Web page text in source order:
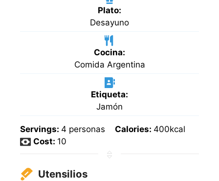
Plato:
Desayuno
Cocina:
Comida Argentina
Etiqueta:
Jamón
Servings: 4 personas Calories: 400kcal
Cost: 10
Utensilios